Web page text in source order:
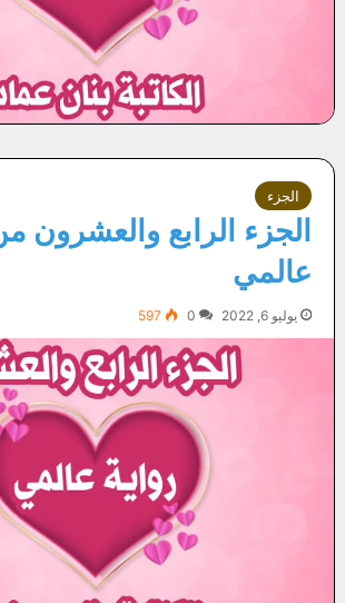
الجزء
الجزء الرابع والعشرون
عالمي
يوليو 6, 2022 0
597